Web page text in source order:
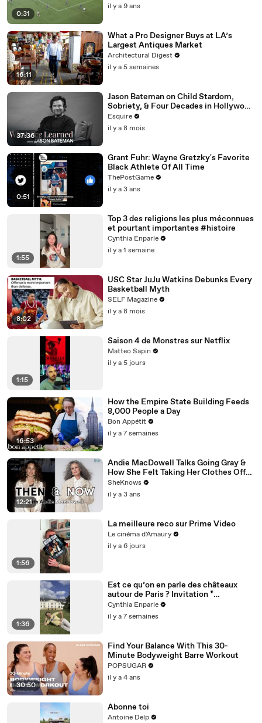
0:31
il y a 9 ans
16:11
What a Pro Designer Buys at LA’s
Largest Antiques Market
Architectural Digest
il y a 5 semaines
37:36
Jason Bateman on Child Stardom,
Sobriety, & Four Decades in Hollywood
| What I’ve Learned | Esquire
Esquire
il y a 8 mois
0:51
Grant Fuhr: Wayne Gretzky's Favorite
Black Athlete Of All Time
ThePostGame
il y a 3 ans
1:55
Top 3 des religions les plus méconnues
et pourtant importantes #histoire
Cynthia Enparle
il y a 1 semaine
8:02
USC Star JuJu Watkins Debunks Every
Basketball Myth
SELF Magazine
il y a 8 mois
1:15
Saison 4 de Monstres sur Netflix
Matteo Sapin
il y a 5 jours
16:53
How the Empire State Building Feeds
8,000 People a Day
Bon Appétit
il y a 7 semaines
12:21
Andie MacDowell Talks Going Gray &
How She Felt Taking Her Clothes Off
on Camera at Age 65
SheKnows
il y a 3 ans
1:56
La meilleure reco sur Prime Video
Le cinéma d'Amaury
il y a 6 jours
1:36
Est ce qu’on en parle des châteaux
autour de Paris ? Invitation *
@dolceversailles
Cynthia Enparle
il y a 7 semaines
30:50
Find Your Balance With This 30-
Minute Bodyweight Barre Workout
POPSUGAR
il y a 4 ans
Abonne toi
Antoine Delp